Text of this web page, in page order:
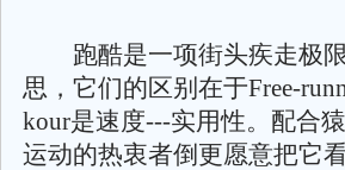
跑酷是一项街头疾走极限
思，它们的区别在于Free-
kour是速度---实用性。配合
运动的热衷者倒更愿意把它